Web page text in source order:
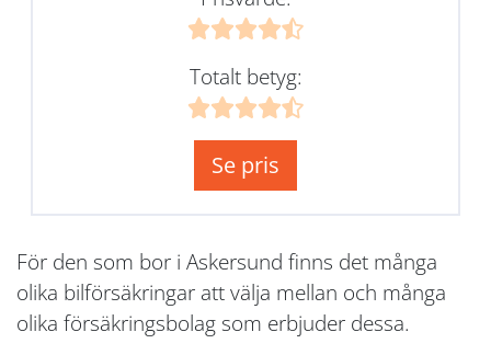
Totalt betyg:
Se pris
För den som bor i Askersund finns det många
olika bilförsäkringar att välja mellan och många
olika försäkringsbolag som erbjuder dessa.